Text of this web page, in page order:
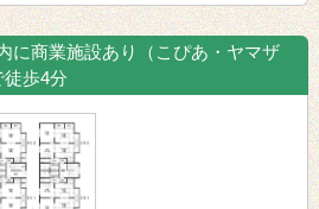
に商業施設あり（こぴあ・ヤマザ
歩4分